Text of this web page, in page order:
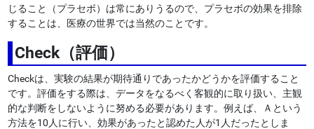
じること（プラセボ）は常にありうるので、プラセボの効果を排除
することは、医療の世界では当然のことです。
Check（評価）
Checkは、実験の結果が期待通りであったかどうかを評価すること
です。評価をする際は、データをなるべく客観的に取り扱い、主観
的な判断をしないように努める必要があります。例えば、Ａという
方法を10人に行い、効果があったと認めた人が1人だったとしま